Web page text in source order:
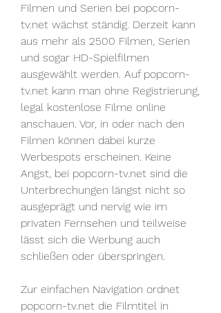
Filmen und Serien bei popcorn-
tv.net wächst ständig. Derzeit kann
aus mehr als 2500 Filmen, Serien
und sogar HD-Spielfilmen
ausgewählt werden. Auf popcorn-
tv.net kann man ohne Registrierung,
legal kostenlose Filme online
anschauen. Vor, in oder nach den
Filmen können dabei kurze
Werbespots erscheinen. Keine
Angst, bei popcorn-tv.net sind die
Unterbrechungen längst nicht so
ausgeprägt und nervig wie im
privaten Fernsehen und teilweise
lässt sich die Werbung auch
schließen oder überspringen.
Zur einfachen Navigation ordnet
popcorn-tv.net die Filmtitel in